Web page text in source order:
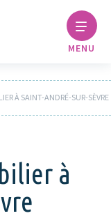
MENU
À SAINT-ANDRÉ-SUR-SÈVRE
à